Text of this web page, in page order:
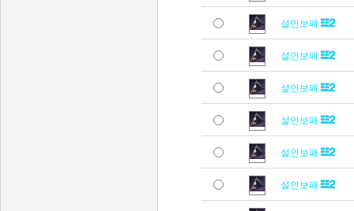
설인보패
설인보패
설인보패
설인보패
설인보패
설인보패